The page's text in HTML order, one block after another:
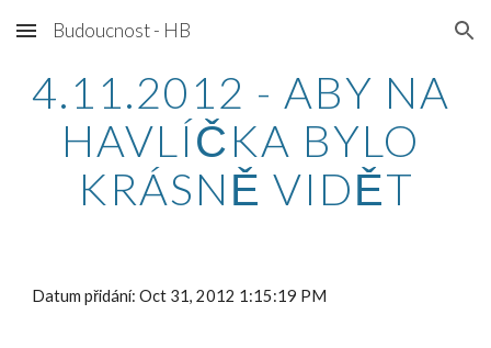
Skip to main content Skip to navigation
Budoucnost - HB
4.11.2012 - ABY NA
HAVLÍČKA BYLO
KRÁSNĚ VIDĚT
Datum přidání: Oct 31, 2012 1:15:19 PM